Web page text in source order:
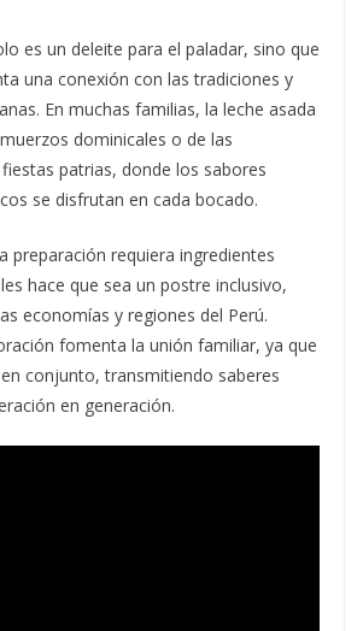
es un deleite para el paladar, sino que
una conexión con las tradiciones y
En muchas familias, la leche asada
dominicales o de las
patrias, donde los sabores
se disfrutan en cada bocado.
preparación requiera ingredientes
hace que sea un postre inclusivo,
economías y regiones del Perú.
fomenta la unión familiar, ya que
conjunto, transmitiendo saberes
en generación.